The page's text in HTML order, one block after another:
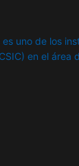
uno de los
en el área